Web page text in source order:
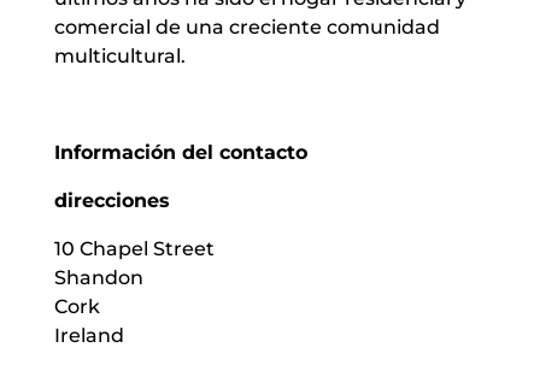
comercial de una creciente comunidad
multicultural.
Información del contacto
direcciones
10 Chapel Street
Shandon
Cork
Ireland